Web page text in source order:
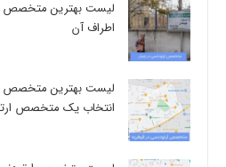
لیست بهترین متخصص
اطراف آن
لیست بهترین متخصص
انتخاب یک متخصص